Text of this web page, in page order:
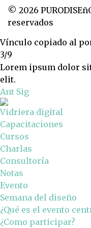
© 2026
reservados
Vínculo copiado al
3/9
Lorem ipsum dolor
elit.
Ant Sig
Vidriera digital
Capacitaciones
Cursos
Charlas
Consultoría
Notas
Evento
Semana del diseño
¿Qué es el evento
¿Como participar?